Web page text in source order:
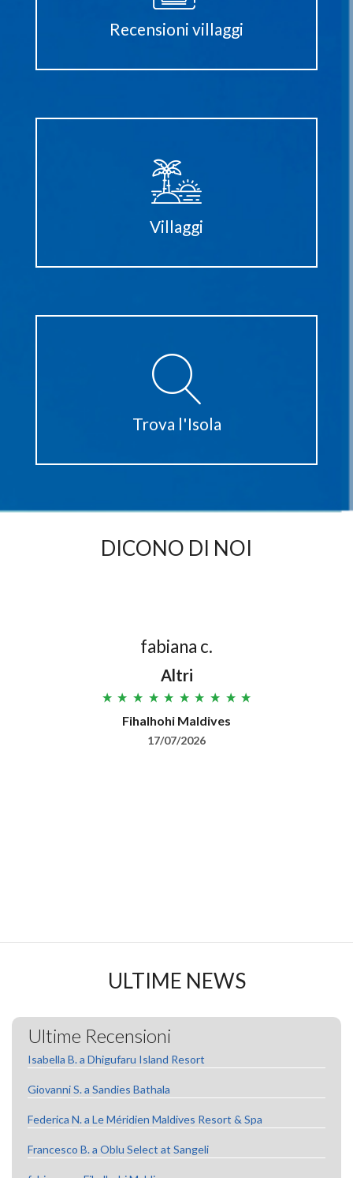
Recensioni villaggi
Villaggi
Trova l'Isola
DICONO DI NOI
fabiana c.
Altri
Fihalhohi Maldives
17/07/2026
ULTIME NEWS
Ultime Recensioni
Isabella B. a Dhigufaru Island Resort
Giovanni S. a Sandies Bathala
Federica N. a Le Méridien Maldives Resort & Spa
Francesco B. a Oblu Select at Sangeli